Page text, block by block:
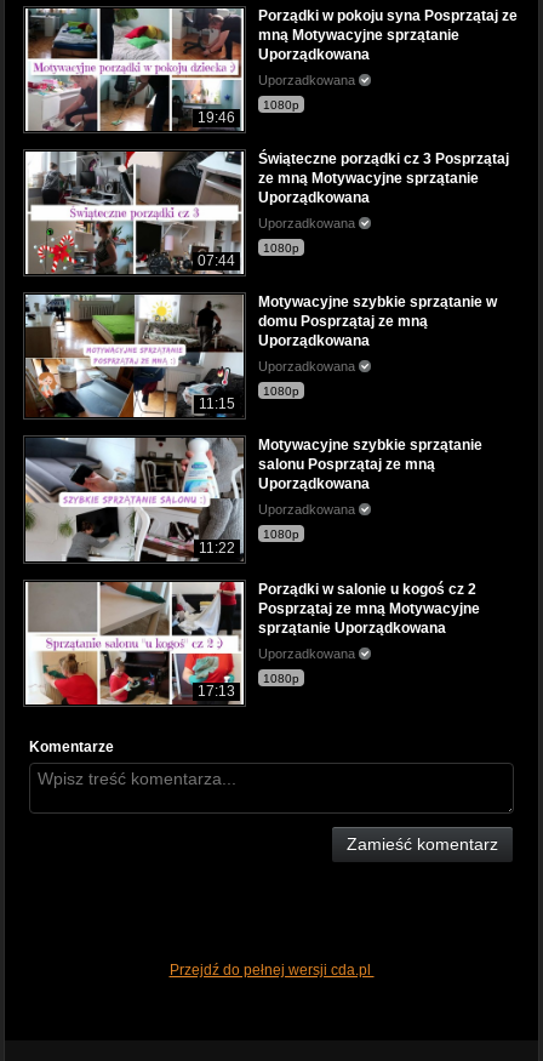
19:46
Porządki w pokoju syna Posprzątaj ze
mną Motywacyjne sprzątanie
Uporządkowana
Uporzadkowana
1080p
07:44
Świąteczne porządki cz 3 Posprzątaj
ze mną Motywacyjne sprzątanie
Uporządkowana
Uporzadkowana
1080p
11:15
Motywacyjne szybkie sprzątanie w
domu Posprzątaj ze mną
Uporządkowana
Uporzadkowana
1080p
11:22
Motywacyjne szybkie sprzątanie
salonu Posprzątaj ze mną
Uporządkowana
Uporzadkowana
1080p
17:13
Porządki w salonie u kogoś cz 2
Posprzątaj ze mną Motywacyjne
sprzątanie Uporządkowana
Uporzadkowana
1080p
Komentarze
Zamieść komentarz
Przejdź do pełnej wersji cda.pl